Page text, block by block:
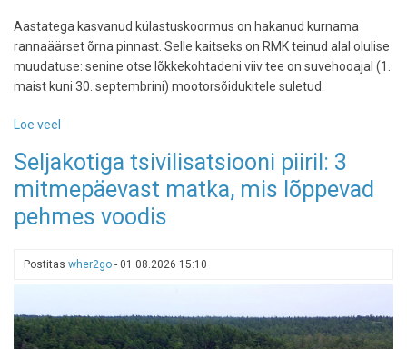
Aastatega kasvanud külastuskoormus on hakanud kurnama
rannaäärset õrna pinnast. Selle kaitseks on RMK teinud alal olulise
muudatuse: senine otse lõkkekohtadeni viiv tee on suvehooajal (1.
maist kuni 30. septembrini) mootorsõidukitele suletud.
Loe veel
telkimisalal
kehtib
parkimiskord
Seljakotiga tsivilisatsiooni piiril: 3
mitmepäevast matka, mis lõppevad
pehmes voodis
Postitas wher2go - 01.08.2026 15:10